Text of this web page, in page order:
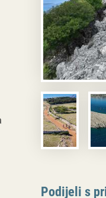
Podijeli s